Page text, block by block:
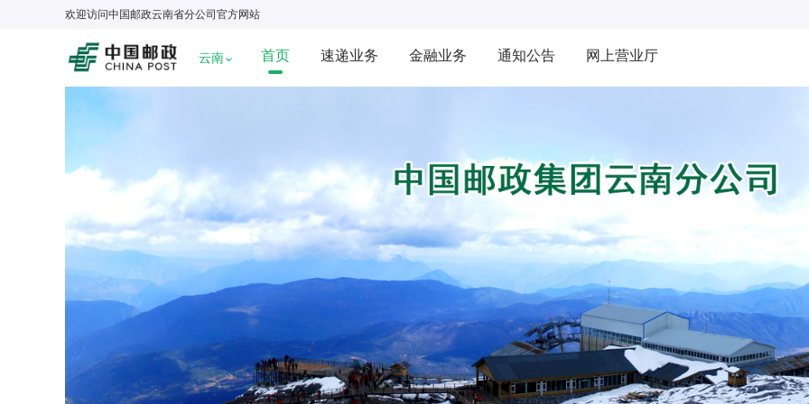
欢迎访问中国邮政云南省分公司 官方网站
云南 首页 速递业务 金融业务 通知公告 网上营业厅